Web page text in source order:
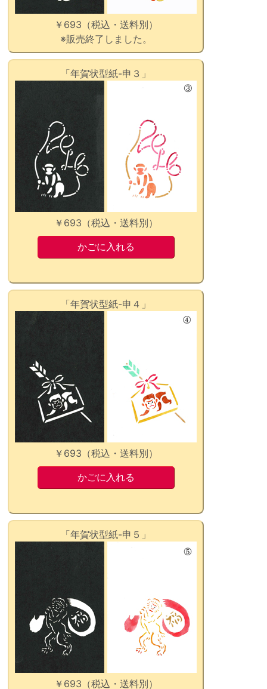
￥693（税込・送料別）
※販売終了しました。
「年賀状型紙-申３」
￥693（税込・送料別）
「年賀状型紙-申４」
￥693（税込・送料別）
「年賀状型紙-申５」
￥693（税込・送料別）